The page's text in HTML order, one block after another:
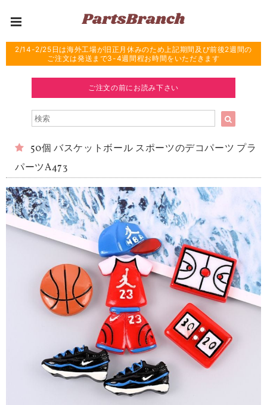
2/14-2/25日は海外工場が旧正月休みのため上記期間及び前後2週間の
ご注文は発送まで3-4週間程お時間をいただきます
ご注文の前にお読み下さい
50個 バスケットボール スポーツのデコパーツ プラ
パーツA473